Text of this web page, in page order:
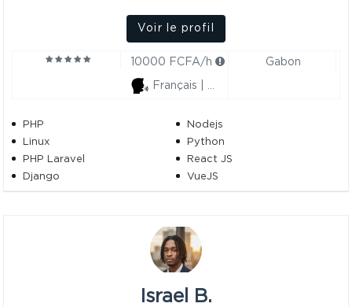
Voir le profil
10000 FCFA/h Gabon
Français | Anglais
PHP
Nodejs
Linux
Python
PHP Laravel
React JS
Django
VueJS
Docker
Cloud computing
Sécurité Informatique
Israel B.